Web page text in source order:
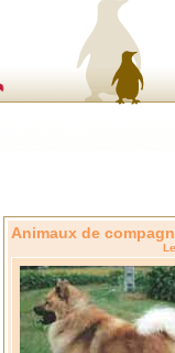
Animaux de